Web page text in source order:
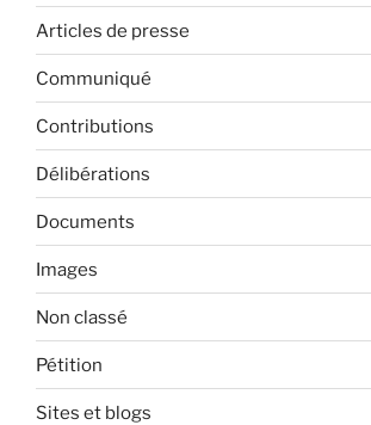
Articles de presse
Communiqué
Contributions
Délibérations
Documents
Images
Non classé
Pétition
Sites et blogs